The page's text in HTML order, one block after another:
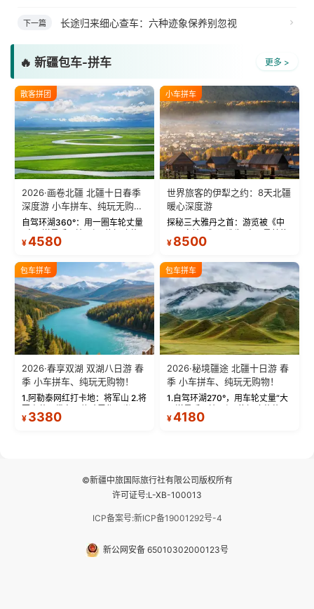
下一篇 长途归来细心查车：六种迹象保养别忽视
🔥 新疆包车-拼车 更多 >
散客拼团
2026·画卷北疆 北疆十日春季
深度游 小车拼车、纯玩无购
物！
自驾环湖360°：用一圈车轮丈量
蓝。 赛湖旅拍：甄选多款风格服
绝美瞬间。 赛湖坦克300跟车视
频：专业摄影师...
¥4580
小车拼车
世界旅客的伊犁之约：8天北疆
暖心深度游
探秘三大雅丹之首：游览被《中
三大雅丹”第一名的克拉玛依魔鬼
瓦人最大村落——禾木村，欣赏
晨雾与小木...
¥ 8500
包车拼车
2026·春享双湖 双湖八日游 春
季 小车拼车、纯玩无购物！
1.阿勒泰网红打卡地：将军山 2.将
军山落日缆车，体验雪都风光 3.
将军山，夕阳派对，蹦迪party 4.
¥ 3380
包车拼车
2026·秘境疆途 北疆十日游 春
季 小车拼车、纯玩无购物！
1.自驾环湖270°，用车轮丈量“大
西洋最后一滴眼泪”的极致蔚蓝，
让雪山、花海与深邃湖水在转弯
¥4180
©新疆中旅国际旅行社有限公司版权所有
许可证号:L-XB-100013
ICP备案号:新ICP备19001292号-4
新公网安备 65010302000123号